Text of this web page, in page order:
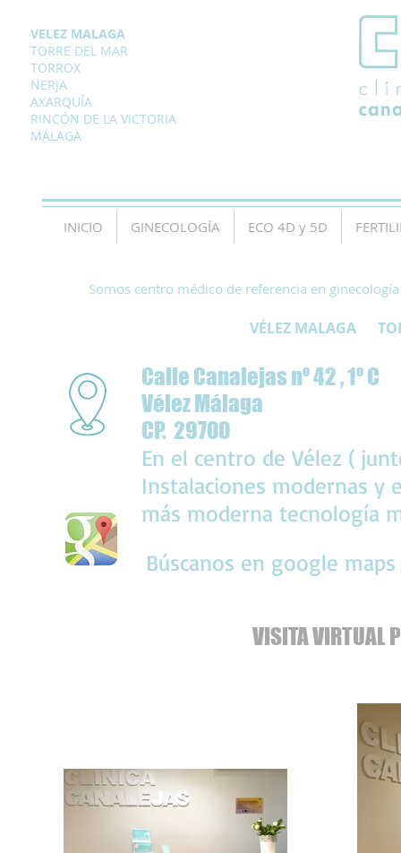
VELEZ MALAGA
TORRE DEL MAR
TORROX
NERJA
AXARQUÍA
RINCÓN DE LA VICTORIA
MÁLAGA
INICIO GINECOLOGÍA ECO 4D y 5D
Calle Canalejas nº 42 , 1º C
Vélez Málaga
CP. 29700
En el centro de Vélez (
Instalaciones modernas y
más moderna tecnología
Búscanos en google maps
Somos centro médico de referencia en
VÉLEZ MALAGA
VISITA VIRTUAL